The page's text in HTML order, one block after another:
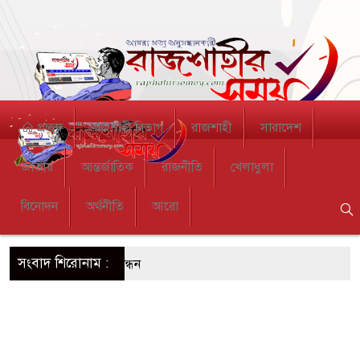
প্রচ্ছদ রাজশাহী বিভাগ রাজশাহী সারাদেশ
জাতীয় আন্তর্জাতিক রাজনীতি খেলাধুলা
বিনোদন অর্থনীতি আরো
সংবাদ শিরোনাম :
রাজশাহীতে মানববন্ধন